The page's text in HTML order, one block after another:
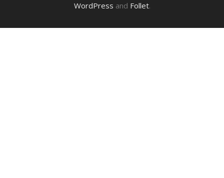
WordPress and Follet.